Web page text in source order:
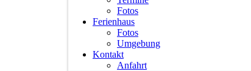
Fotos
Ferienhaus
Fotos
Umgebung
Kontakt
Anfahrt